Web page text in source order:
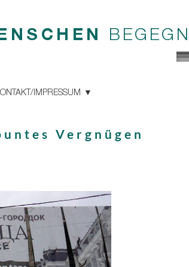
IMPRESSUM
Vergnügen